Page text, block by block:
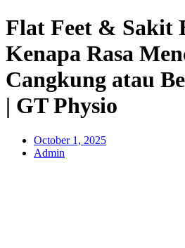
Flat Feet & Sakit
Kenapa Rasa
Cangkung atau
| GT Physio
October 1, 2025
Admin